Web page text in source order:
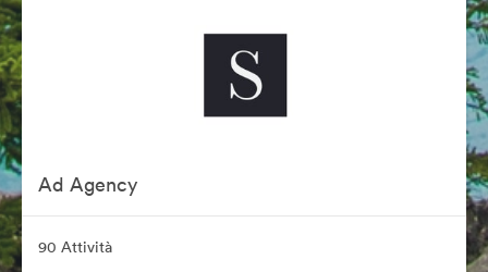
Ad Agency
90 Attività